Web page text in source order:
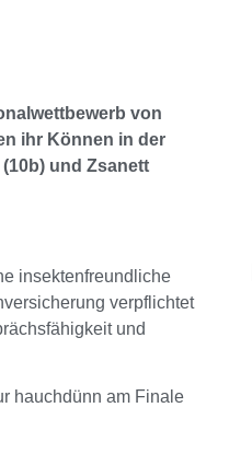
von
ihr Können in der
und Zsanett
insektenfreundliche
verpflichtet
und
hauchdünn am Finale